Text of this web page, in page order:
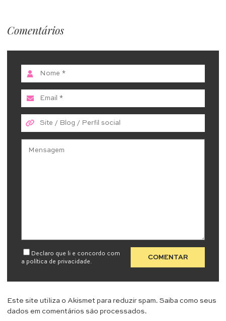
Comentários
Declaro que li e concordo com
a política de privacidade.
Este site utiliza o Akismet para reduzir spam. Saiba como seus
dados em comentários são processados.